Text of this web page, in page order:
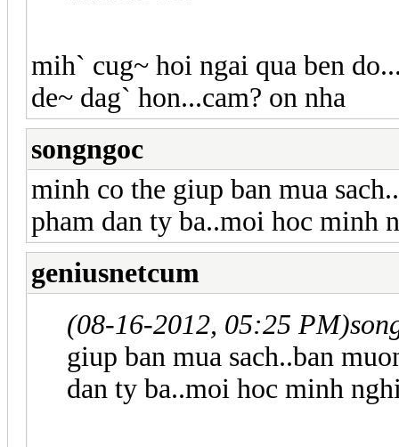
mih` cug~ hoi ngai qua ben
de~ dag` hon...cam? on nha
songngoc
minh co the giup ban mua
pham dan ty ba..moi hoc minh
geniusnetcum
(08-16-2012, 05:25 PM)
giup ban mua sach..ban
dan ty ba..moi hoc minh